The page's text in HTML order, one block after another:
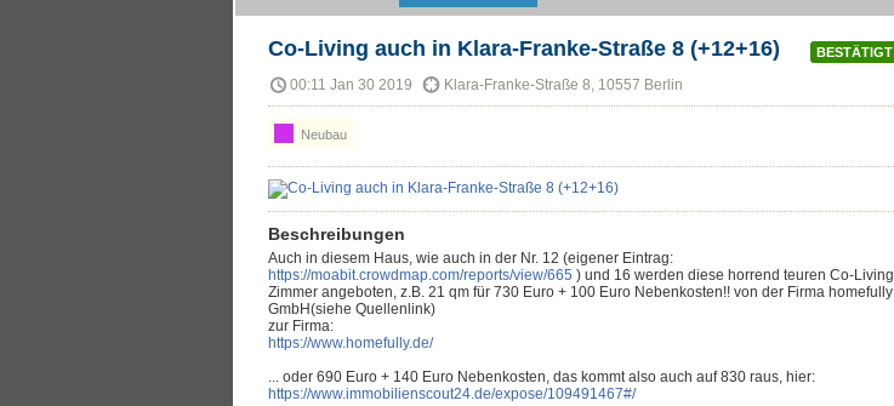
BESTÄTIGT
Co-Living auch in Klara-Franke-Straße 8 (+12+16)
00:11 Jan 30 2019 Klara-Franke-Straße 8, 10557 Berlin
Neubau
Beschreibungen
Auch in diesem Haus, wie auch in der Nr. 12 (eigener Eintrag:
https://moabit.crowdmap.com/reports/view/665 ) und 16 werden diese horrend teuren Co-Living
Zimmer angeboten, z.B. 21 qm für 730 Euro + 100 Euro Nebenkosten!! von der Firma homefully
GmbH(siehe Quellenlink)
zur Firma:
https://www.homefully.de/
... oder 690 Euro + 140 Euro Nebenkosten, das kommt also auch auf 830 raus, hier:
https://www.immobilienscout24.de/expose/109491467#/